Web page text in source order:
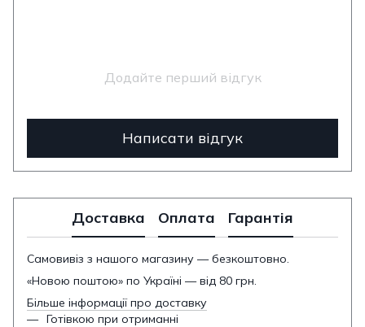
Додайте перший відгук
Написати відгук
Доставка Оплата Гарантія
Самовивіз з нашого магазину — безкоштовно.
«Новою поштою» по Україні — від 80 грн.
Більше інформації про доставку
Готівкою при отриманні